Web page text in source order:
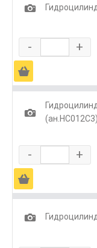
1
- +
Ä
1
(ан.HC012C3)
- +
Ä
1